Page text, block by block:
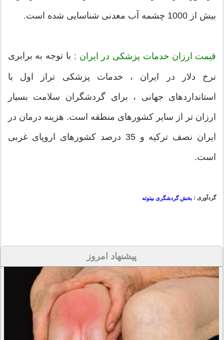
بیش از 1000 چشمه آب معدنی شناسایی شده است.
قیمت ارزان خدمات پزشکی در ایران : با توجه به برابری
نرخ دلار در ایران ، خدمات پزشکی تراز اول با
استانداردهای جهانی ، برای گردشگران سلامت بسیار
ارزان تر از سایر کشورهای منطقه است. هزینه درمان در
ایران نصف ترکیه و 35 درصد کشورهای اروپای غربی
است.
گردآوری : بخش گردشگری بیتوته
پیشنهاد امروز